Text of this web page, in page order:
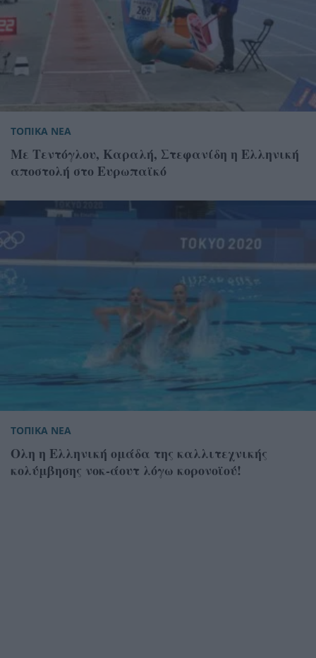
ΤΟΠΙΚΑ ΝΕΑ
Με Τεντόγλου, Καραλή, Στεφανίδη η Ελληνική
αποστολή στο Ευρωπαϊκό
ΤΟΠΙΚΑ ΝΕΑ
Ολη η Ελληνική ομάδα της καλλιτεχνικής
κολύμβησης νοκ-άουτ λόγω κορονοϊού!